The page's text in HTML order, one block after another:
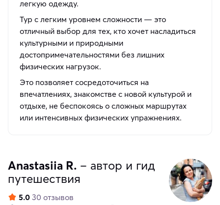
легкую одежду.
Тур с легким уровнем сложности — это
отличный выбор для тех, кто хочет насладиться
культурными и природными
достопримечательностями без лишних
физических нагрузок.
Это позволяет сосредоточиться на
впечатлениях, знакомстве с новой культурой и
отдыхе, не беспокоясь о сложных маршрутах
или интенсивных физических упражнениях.
Anastasiia R. – автор и гид
путешествия
5.0 30 отзывов